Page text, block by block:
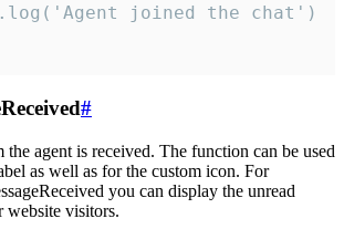
#
the agent is received. The function can be used
as well as for the custom icon. For
you can display the unread
website visitors.